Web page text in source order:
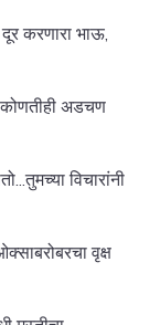
करणारा भाऊ,
कोणतीही अडचण
विचारांनी
वृक्ष